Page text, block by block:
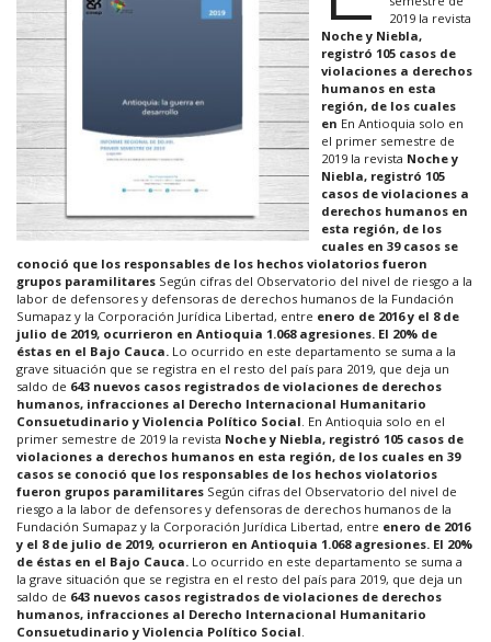
2019 la revista
Noche y Niebla,
registró 105 casos de
violaciones a derechos
humanos en esta
región, de los cuales
en En Antioquia solo en
el primer semestre de
2019 la revista Noche y
Niebla, registró 105
casos de violaciones a
derechos humanos en
esta región, de los
cuales en 39 casos se
conoció que los responsables de los hechos violatorios fueron
grupos paramilitares Según cifras del Observatorio del nivel de riesgo a la
labor de defensores y defensoras de derechos humanos de la Fundación
Sumapaz y la Corporación Jurídica Libertad, entre enero de 2016 y el 8 de
julio de 2019, ocurrieron en Antioquia 1.068 agresiones. El 20% de
éstas en el Bajo Cauca. Lo ocurrido en este departamento se suma a la
grave situación que se registra en el resto del país para 2019, que deja un
saldo de 643 nuevos casos registrados de violaciones de derechos
humanos, infracciones al Derecho Internacional Humanitario
Consuetudinario y Violencia Político Social. En Antioquia solo en el
primer semestre de 2019 la revista Noche y Niebla, registró 105 casos de
violaciones a derechos humanos en esta región, de los cuales en 39
casos se conoció que los responsables de los hechos violatorios
fueron grupos paramilitares Según cifras del Observatorio del nivel de
riesgo a la labor de defensores y defensoras de derechos humanos de la
Fundación Sumapaz y la Corporación Jurídica Libertad, entre enero de 2016
y el 8 de julio de 2019, ocurrieron en Antioquia 1.068 agresiones. El 20%
de éstas en el Bajo Cauca. Lo ocurrido en este departamento se suma a
la grave situación que se registra en el resto del país para 2019, que deja un
saldo de 643 nuevos casos registrados de violaciones de derechos
humanos, infracciones al Derecho Internacional Humanitario
Consuetudinario y Violencia Político Social.